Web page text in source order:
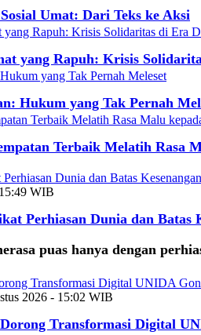
Umat: Dari Teks ke Aksi
yang Rapuh: Krisis
Hukum yang Tak Pernah
Terbaik Melatih Rasa
WIB
Perhiasan Dunia dan Batas
puas hanya dengan
2026 - 15:02 WIB
Transformasi Digital